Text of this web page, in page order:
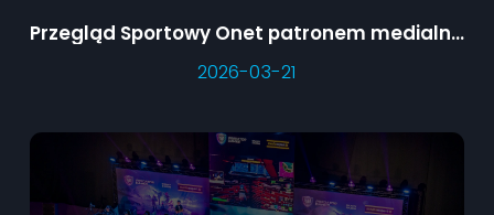
Przegląd Sportowy Onet patronem medialnym Predator Games
2026-03-21